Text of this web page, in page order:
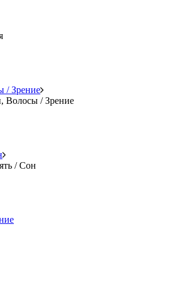
/ Зрение
Волосы / Зрение
/ Сон